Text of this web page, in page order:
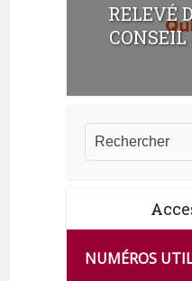
RELEVÉ
NUMÉROS